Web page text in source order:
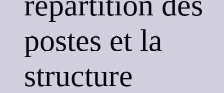
postes et la
structure